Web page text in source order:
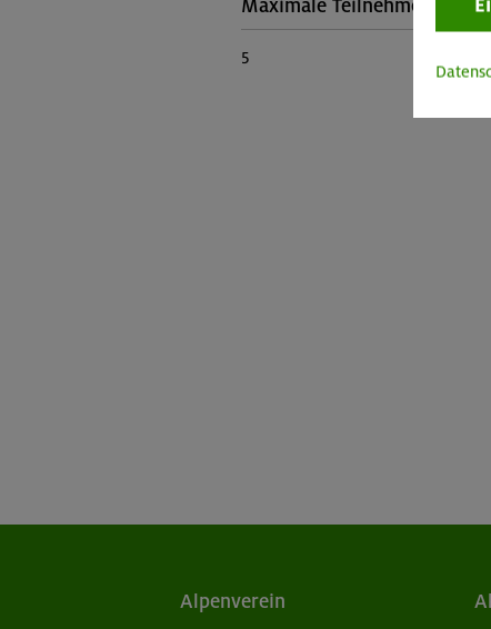
Maximale Teilnehmerzahl:
5
Alpenverein